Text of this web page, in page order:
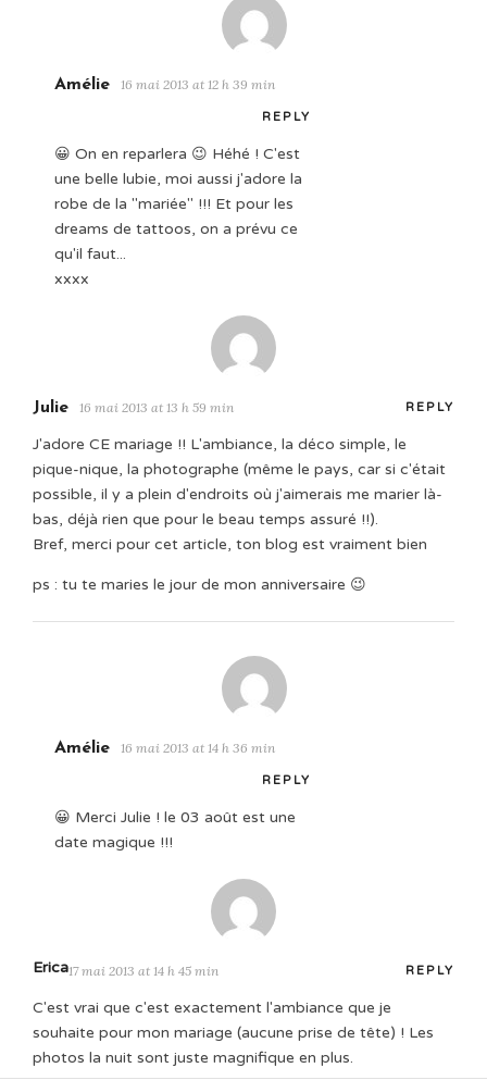
Amélie 16 mai 2013 at 12 h 39 min
REPLY
😀 On en reparlera 😉 Héhé ! C'est
une belle lubie, moi aussi j'adore la
robe de la "mariée" !!! Et pour les
dreams de tattoos, on a prévu ce
qu'il faut...
xxxx
Julie 16 mai 2013 at 13 h 59 min REPLY
J'adore CE mariage !! L'ambiance, la déco simple, le
pique-nique, la photographe (même le pays, car si c'était
possible, il y a plein d'endroits où j'aimerais me marier là-
bas, déjà rien que pour le beau temps assuré !!).
Bref, merci pour cet article, ton blog est vraiment bien
ps : tu te maries le jour de mon anniversaire 😉
Amélie 16 mai 2013 at 14 h 36 min
REPLY
😀 Merci Julie ! le 03 août est une
date magique !!!
Erica17 mai 2013 at 14 h 45 min REPLY
C'est vrai que c'est exactement l'ambiance que je
souhaite pour mon mariage (aucune prise de tête) ! Les
photos la nuit sont juste magnifique en plus.